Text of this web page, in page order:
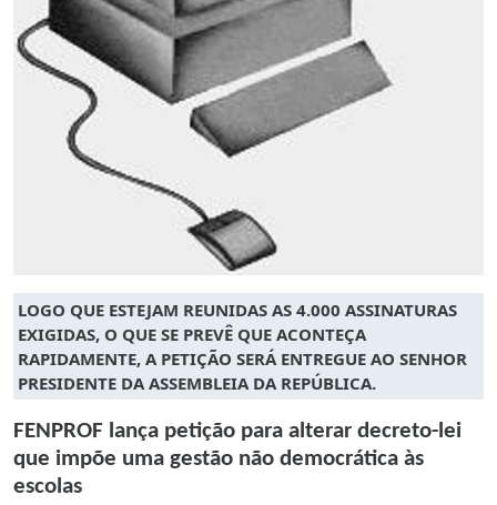
LOGO QUE ESTEJAM REUNIDAS AS 4.000 ASSINATURAS
EXIGIDAS, O QUE SE PREVÊ QUE ACONTEÇA
RAPIDAMENTE, A PETIÇÃO SERÁ ENTREGUE AO SENHOR
PRESIDENTE DA ASSEMBLEIA DA REPÚBLICA.
FENPROF lança petição para alterar decreto-lei
que impõe uma gestão não democrática às
escolas